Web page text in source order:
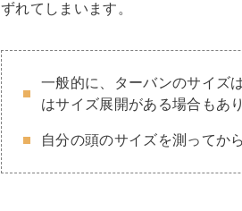
ずれてしまいます。
一般的に、ターバンのサイズ
はサイズ展開がある場合もあ
自分の頭のサイズを測ってか